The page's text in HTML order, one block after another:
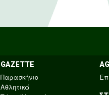
GAZETTE
Παρασκήνιο
Αθλητικά